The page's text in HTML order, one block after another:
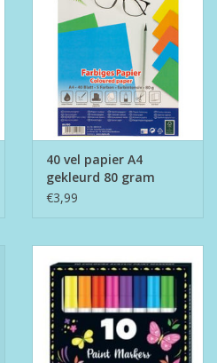
40 vel papier A4
gekleurd 80 gram
€3,99